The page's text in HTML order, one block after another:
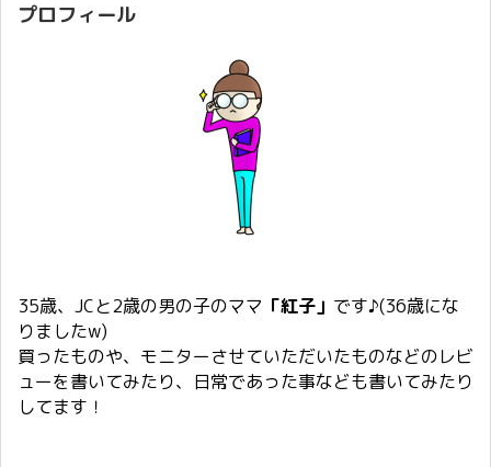
プロフィール
35歳、JCと2歳の男の子のママ 「紅子」 です♪(36歳にな
りましたw)
買ったものや、モニターさせていただいたものなどのレビ
ューを書いてみたり、日常であった事なども書いてみたり
してます！